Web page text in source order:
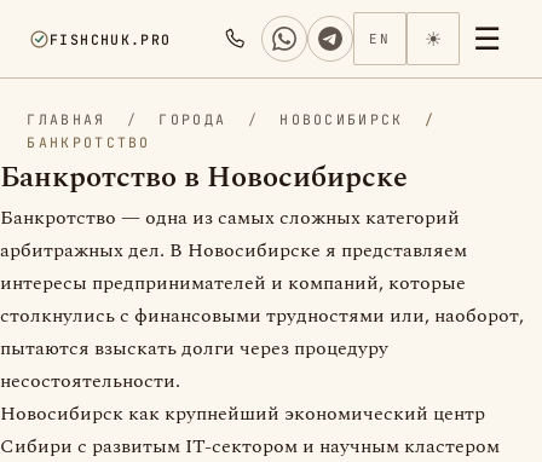
FISHCHUK.PRO EN ☀ ☰
ГЛАВНАЯ / ГОРОДА / НОВОСИБИРСК
/
БАНКРОТСТВО
Банкротство в Новосибирске
Банкротство — одна из самых сложных категорий
арбитражных дел. В Новосибирске я представляем
интересы предпринимателей и компаний, которые
столкнулись с финансовыми трудностями или, наоборот,
пытаются взыскать долги через процедуру
несостоятельности.
Новосибирск как крупнейший экономический центр
Сибири с развитым IT-сектором и научным кластером